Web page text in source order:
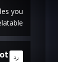
you
says:
رد